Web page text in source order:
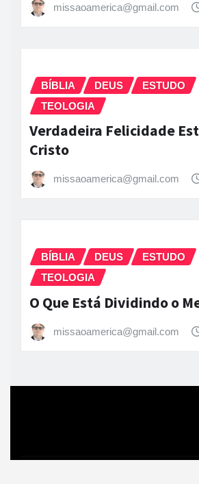
missaoamerica@gmail.com
BÍBLIA DEUS
ESTUDO
TEOLOGIA
Verdadeira Felicidade
Cristo
missaoamerica@gmail.com
BÍBLIA DEUS
ESTUDO
TEOLOGIA
O Que Está Dividindo o
missaoamerica@gmail.com